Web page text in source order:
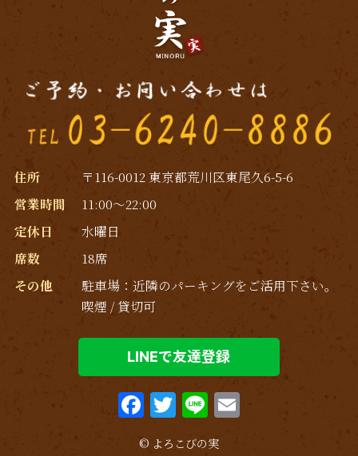
住所
〒116-0012 東京都荒川区東尾久6-5-6
営業時間
11:00～22:00
定休日
水曜日
席数
18席
その他
駐車場：近隣のパーキングをご活用下さい｡
喫煙 / 貸切可
LINEで友達登録
F
a
T
w
Li
n
© よろこびの実